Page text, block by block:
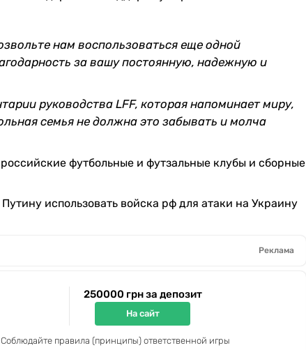
нам воспользоваться еще одной
за вашу постоянную, надежную и
руководства LFF, которая напоминает миру,
семья не должна это забывать и молча
футбольные и футзальные клубы и сборные
использовать войска рф для атаки на Украину
Реклама
250000 грн за депозит
На сайт
правила (принципы) ответственной игры